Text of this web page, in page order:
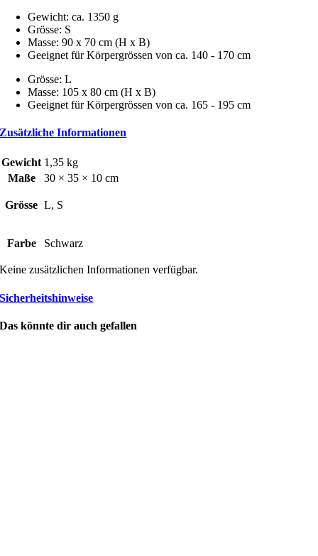
Gewicht: ca. 1350 g
Grösse: S
Masse: 90 x 70 cm (H x B)
Geeignet für Körpergrössen von ca. 140 - 170 cm
Grösse: L
Masse: 105 x 80 cm (H x B)
Geeignet für Körpergrössen von ca. 165 - 195 cm
Zusätzliche Informationen
Gewicht 1,35 kg
Maße
30 × 35 × 10 cm
Grösse L, S
Farbe Schwarz
Keine zusätzlichen Informationen verfügbar.
Sicherheitshinweise
Das könnte dir auch gefallen